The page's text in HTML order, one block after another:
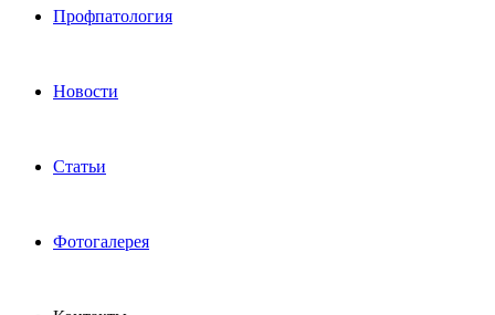
Профпатология
Новости
Статьи
Фотогалерея